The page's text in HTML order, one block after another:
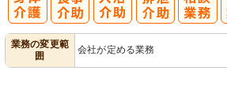
業務の変更範
囲
会社が定める業務